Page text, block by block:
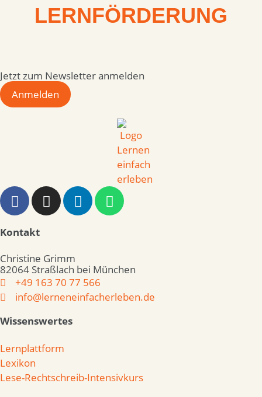
LERNFÖRDERUNG
Jetzt zum Newsletter anmelden
Anmelden
Kontakt
Christine Grimm
82064 Straßlach bei München
+49 163 70 77 566
info@lerneneinfacherleben.de
Wissenswertes
Lernplattform
Lexikon
Lese-Rechtschreib-Intensivkurs